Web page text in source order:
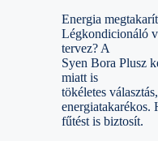
Energia
Légkondicionáló
tervez? A
Syen Bora Plusz
miatt is
tökéletes
energiatakarékos.
fűtést is biztosít.